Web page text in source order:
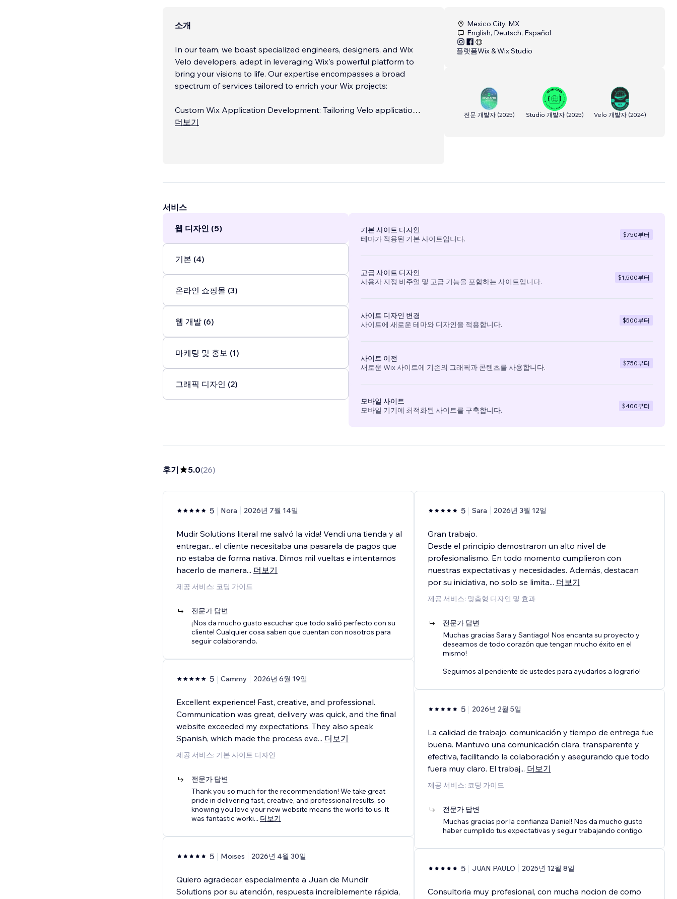
소개
In our team, we boast specialized engineers, designers, and Wix
Velo developers, adept in leveraging Wix's powerful platform to
bring your visions to life. Our expertise encompasses a broad
spectrum of services tailored to enrich your Wix projects:
Custom Wix Application Development: Tailoring Velo applications
to meet your unique needs, enhancing user experience and
더보기
Mexico City, MX
English, Deutsch, Español
플랫폼Wix & Wix Studio
전문 개발자(2025) Studio 개발자(2025) Velo 개발자 (2024)
서비스
웹 디자인 (5)
기본 (4)
온라인 쇼핑몰 (3)
웹 개발 (6)
마케팅 및 홍보 (1)
그래픽 디자인 (2)
기본 사이트 디자인
테마가 적용된 기본 사이트입니다.
$750부터
고급 사이트 디자인
사용자 지정 비주얼 및 고급 기능을 포함하는 사이트입니다.
$1,500부터
사이트 디자인 변경
사이트에 새로운 테마와 디자인을 적용합니다.
$500부터
사이트 이전
새로운 Wix 사이트에 기존의 그래픽과 콘텐츠를 사용합니다.
$750부터
모바일 사이트
모바일 기기에 최적화된 사이트를 구축합니다.
$400부터
후기 5.0(26)
5 Nora 2026년 7월 14일
Mudir Solutions literal me salvó la vida! Vendí una tienda y al
entregar... el cliente necesitaba una pasarela de pagos que
no estaba de forma nativa. Dimos mil vueltas e intentamos
hacerlo de manera... 더보기
제공 서비스: 코딩 가이드
전문가 답변
¡Nos da mucho gusto escuchar que todo salió perfecto con su
cliente! Cualquier cosa saben que cuentan con nosotros para
seguir colaborando.
5 Cammy 2026년 6월 19일
Excellent experience! Fast, creative, and professional.
Communication was great, delivery was quick, and the final
website exceeded my expectations. They also speak
Spanish, which made the process eve... 더보기
제공 서비스: 기본 사이트 디자인
전문가 답변
Thank you so much for the recommendation! We take great
pride in delivering fast, creative, and professional results, so
knowing you love your new website means the world to us. It
was fantastic worki... 더보기
5 Moises 2026년 4월 30일
Quiero agradecer, especialmente a Juan de Mundir
Solutions por su atención, respuesta increíblemente rápida,
5 Sara 2026년 3월 12일
Gran trabajo.
Desde el principio demostraron un alto nivel de
profesionalismo. En todo momento cumplieron con
nuestras expectativas y necesidades. Además, destacan
por su iniciativa, no solo se limita... 더보기
제공 서비스: 맞춤형 디자인 및 효과
전문가 답변
Muchas gracias Sara y Santiago! Nos encanta su proyecto y
deseamos de todo corazón que tengan mucho éxito en el
mismo!
Seguimos al pendiente de ustedes para ayudarlos a lograrlo!
5 2026년 2월 5일
La calidad de trabajo, comunicación y tiempo de entrega fue
buena. Mantuvo una comunicación clara, transparente y
efectiva, facilitando la colaboración y asegurando que todo
fuera muy claro. El trabaj... 더보기
제공 서비스: 코딩 가이드
전문가 답변
Muchas gracias por la confianza Daniel! Nos da mucho gusto
haber cumplido tus expectativas y seguir trabajando contigo.
5 JUAN PAULO 2025년 12월 8일
Consultoria muy profesional, con mucha nocion de como